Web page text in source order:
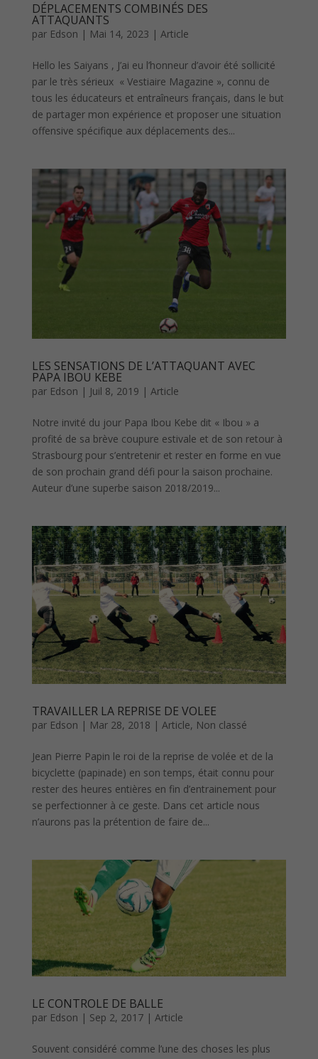
DÉPLACEMENTS COMBINÉS DES
ATTAQUANTS
par Edson | Mai 14, 2023 | Article
Hello les Saiyans , J’ai eu l’honneur d’avoir été sollicité
par le très sérieux « Vestiaire Magazine », connu de
tous les éducateurs et entraîneurs français, dans le but
de partager mon expérience et proposer une situation
offensive spécifique aux déplacements des...
LES SENSATIONS DE L’ATTAQUANT AVEC
PAPA IBOU KEBE
par Edson | Juil 8, 2019 | Article
Notre invité du jour Papa Ibou Kebe dit « Ibou » a
profité de sa brève coupure estivale et de son retour à
Strasbourg pour s’entretenir et rester en forme en vue
de son prochain grand défi pour la saison prochaine.
Auteur d’une superbe saison 2018/2019...
TRAVAILLER LA REPRISE DE VOLEE
par Edson | Mar 28, 2018 | Article, Non classé
Jean Pierre Papin le roi de la reprise de volée et de la
bicyclette (papinade) en son temps, était connu pour
rester des heures entières en fin d’entrainement pour
se perfectionner à ce geste. Dans cet article nous
n’aurons pas la prétention de faire de...
LE CONTROLE DE BALLE
par Edson | Sep 2, 2017| Article
Souvent considéré comme l’une des choses les plus